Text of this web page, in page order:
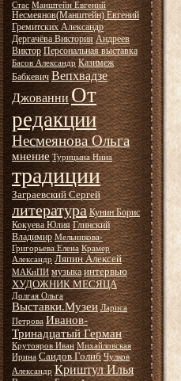
Стас Манштейн Евгений
Несмеянов(Манштейн) Евгений
Гремитских Александр
Дергачёва Виктория Андреев
Виктор Персональная выставка
Басов Александр Казимеж
Бабкевич Вепхвадзе
Джованни От
редакции
Несмеянова Ольга
мнение Турицына Нина
традиции
Заграевский Сергей
литература Кунин Борис
Кокуева Юлия Глинский
Владимир Мельникова-
Григорьева Елена Крамер
Александр Ляпин Алексей
МАКиПИ музыка интервью
ХУДОЖНИК МЕСЯЦА
Долгая Ольга
Выставки.Музеи Лариса
Петрова Иванов-
Тринадцатый Герман
Крутояров Иван Михайловская
Ирина Саидов Голиб Чулков
Александр Криштул Илья